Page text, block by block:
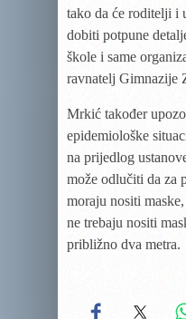
tako da će roditelji i
dobiti potpune
škole i same
ravnatelj Gimnazije
Mrkić također
epidemiološke
na prijedlog
može odlučiti da za
moraju nositi
ne trebaju nositi
približno dva metra.